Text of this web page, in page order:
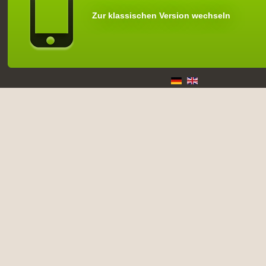
Zur klassischen Version wechseln